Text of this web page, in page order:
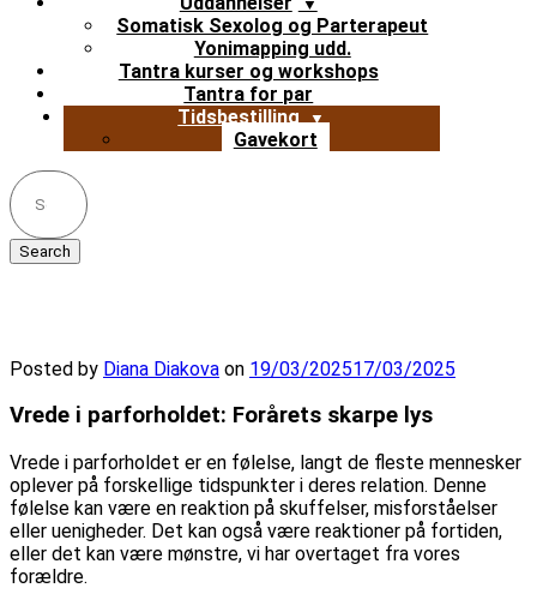
Somatisk Sexolog og Parterapeut
Yonimapping udd.
Tantra kurser og workshops
Tantra for par
Tidsbestilling
Gavekort
Search
for:
Posted by Diana Diakova on 19/03/202517/03/2025
Vrede i parforholdet: Forårets skarpe lys
Vrede i parforholdet er en følelse, langt de fleste mennesker
oplever på forskellige tidspunkter i deres relation. Denne
følelse kan være en reaktion på skuffelser, misforståelser
eller uenigheder. Det kan også være reaktioner på fortiden,
eller det kan være mønstre, vi har overtaget fra vores
forældre.